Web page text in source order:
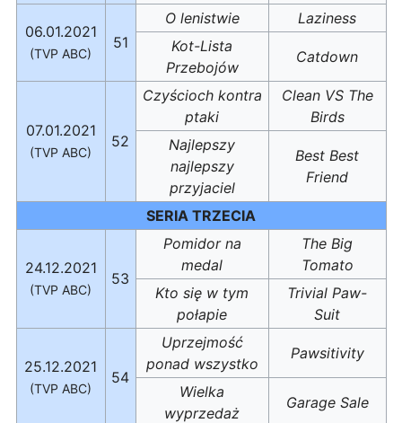
06.01.2021
(TVP ABC)
51
O lenistwie
Laziness
Kot-Lista
Przebojów
Catdown
07.01.2021
(TVP ABC)
52
Czyścioch kontra
ptaki
Clean VS The
Birds
Najlepszy
najlepszy
przyjaciel
Best Best
Friend
SERIA TRZECIA
24.12.2021
(TVP ABC)
53
Pomidor na
medal
The Big
Tomato
Kto się w tym
połapie
Trivial Paw-
Suit
25.12.2021
(TVP ABC)
54
Uprzejmość
ponad wszystko
Pawsitivity
Wielka
wyprzedaż
Garage Sale